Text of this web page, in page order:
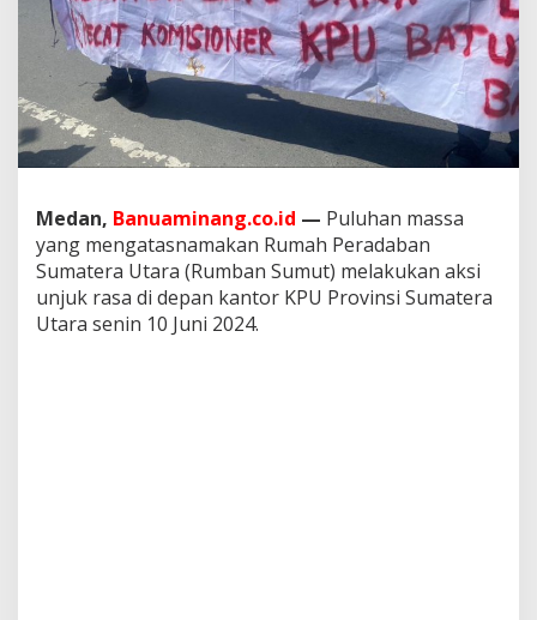
n
e
r
K
U
B
a
B
a
r
a
i
Medan, Banuaminang.co.id — Puluhan massa
yang mengatasnamakan Rumah Peradaban
Sumatera Utara (Rumban Sumut) melakukan aksi
unjuk rasa di depan kantor KPU Provinsi Sumatera
Utara senin 10 Juni 2024.